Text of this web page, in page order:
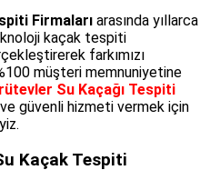
Firmaları arasında yıllarca
kaçak tespiti
farkımızı
müşteri memnuniyetine
Su Kaçağı Tespiti
güvenli hizmeti vermek için
Kaçak Tespiti